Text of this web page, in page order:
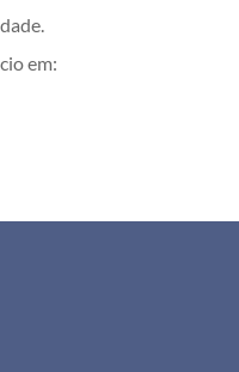
em: